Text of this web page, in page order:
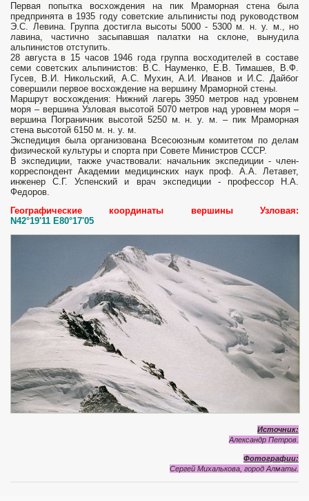
Первая попытка восхождения на пик Мраморная стена была
предпринята в 1935 году советские альпинисты под руководством
Э.С. Левина. Группа достигла высоты 5000 - 5300 м. н. у. м., но
лавина, частично засыпавшая палатки на склоне, вынудила
альпинистов отступить.
28 августа в 15 часов 1946 года группа восходителей в составе
семи советских альпинистов: В.С. Науменко, Е.В. Тимашев, В.Ф.
Гусев, В.И. Никольский, A.С. Мухин, А.И. Иванов и И.С. Дайбог
совершили первое восхождение на вершину Мраморной стены.
Маршрут восхождения: Нижний лагерь 3950 метров над уровнем
моря – вершина Узловая высотой 5070 метров над уровнем моря –
вершина Пограничник высотой 5250 м. н. у. м. – пик Мраморная
стена высотой 6150 м. н. у. м.
Экспедиция была организована Всесоюзным комитетом по делам
физической культуры и спорта при Совете Министров СССР.
В экспедиции, также участвовали: начальник экспедиции - член-
корреспондент Академии медицинских наук проф. А.А. Летавет,
инженер С.Г. Успенский и врач экспедиции - профессор Н.А.
Федоров.
Географические координаты вершины Узловая:
N42°19'11 E80°17'05
Источник:
Александр Петров.
Фотографии:
Сергей Михалькова, город Алматы.